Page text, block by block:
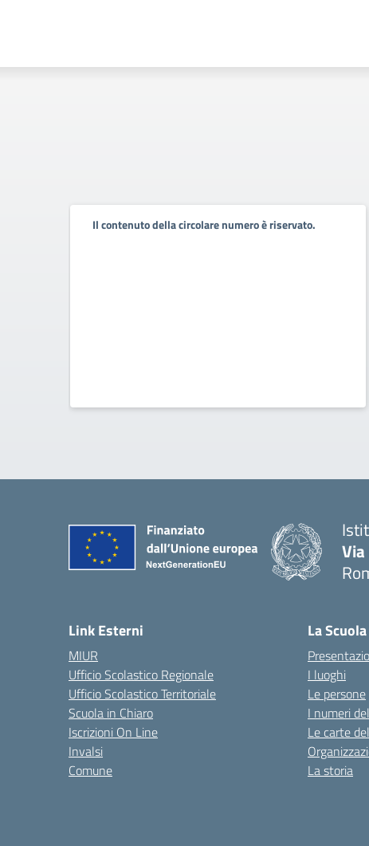
Il contenuto della circolare numero è riservato.
Link Esterni
MIUR
Ufficio Scolastico Regionale
Ufficio Scolastico Territoriale
Scuola in Chiaro
Iscrizioni On Line
Invalsi
Comune
La Scuola
I luoghi
Le persone
I numeri
Le carte
La storia